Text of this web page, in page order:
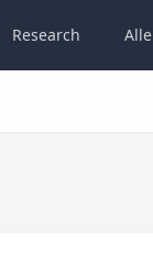
Research Alle